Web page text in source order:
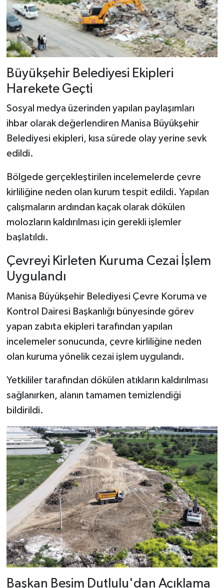
Büyükşehir Belediyesi Ekipleri
Harekete Geçti
Sosyal medya üzerinden yapılan paylaşımları
ihbar olarak değerlendiren Manisa Büyükşehir
Belediyesi ekipleri, kısa sürede olay yerine sevk
edildi.
Bölgede gerçekleştirilen incelemelerde çevre
kirliliğine neden olan kurum tespit edildi. Yapılan
çalışmaların ardından kaçak olarak dökülen
molozların kaldırılması için gerekli işlemler
başlatıldı.
Çevreyi Kirleten Kuruma Cezai İşlem
Uygulandı
Manisa Büyükşehir Belediyesi Çevre Koruma ve
Kontrol Dairesi Başkanlığı bünyesinde görev
yapan zabıta ekipleri tarafından yapılan
incelemeler sonucunda, çevre kirliliğine neden
olan kuruma yönelik cezai işlem uygulandı.
Yetkililer tarafından dökülen atıkların kaldırılması
sağlanırken, alanın tamamen temizlendiği
bildirildi.
Başkan Besim Dutlulu'dan Açıklama